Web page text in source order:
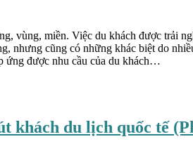
vùng, miền. Việc du khách được trải
cũng có những khác biệt do
ứng được nhu cầu của du khách…
khách du lịch quốc tế